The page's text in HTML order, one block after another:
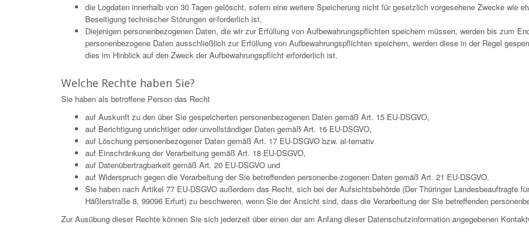
die Logdaten innerhalb von 30 Tagen gelöscht, sofern eine weitere Speicherung nicht für gesetzlich vorgesehene Zwecke wie
Beseitigung technischer Störungen er-forderlich ist,
Diejenigen personenbezogenen Daten, die wir zur Erfüllung von Aufbewahrungspflichten speichern müssen, werden bis zum
personenbezogene Daten ausschließlich zur Erfüllung von Aufbewahrungspflichten speichern, werden diese in der Regel
dies im Hinblick auf den Zweck der Aufbewahrungspflicht erforderlich ist.
Welche Rechte haben Sie?
Sie haben als betroffene Person das Recht
auf Auskunft zu den über Sie gespeicherten personenbezogenen Daten gemäß Art. 15 EU-DSGVO,
auf Berichtigung unrichtiger oder unvollständiger Daten gemäß Art. 16 EU-DSGVO,
auf Löschung personenbezogener Daten gemäß Art. 17 EU-DSGVO bzw. al-ternativ
auf Einschränkung der Verarbeitung gemäß Art. 18 EU-DSGVO,
auf Datenübertragbarkeit gemäß Art. 20 EU-DSGVO und
auf Widerspruch gegen die Verarbeitung der Sie betreffenden personenbe-zogenen Daten gemäß Art. 21 EU-DSGVO.
Sie haben nach Artikel 77 EU-DSGVO außerdem das Recht, sich bei der Aufsichtsbehörde (Der Thüringer Landesbeauftragte
Häßlerstraße 8, 99096 Erfurt) zu beschweren, wenn Sie der Ansicht sind, dass die Verarbeitung der Sie betreffenden
Zur Ausübung dieser Rechte können Sie sich jederzeit über einen der am Anfang dieser Datenschutzinformation angegebenen